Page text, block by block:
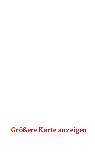
Größere Karte anzeigen